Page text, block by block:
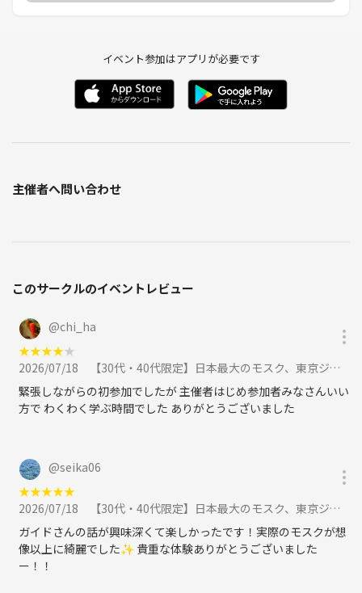
イベント参加はアプリが必要です
主催者へ問い合わせ
このサークルのイベントレビュー
@chi_ha
★★★★★
2026/07/18
【30代・40代限定】日本最大のモスク、東京ジャーミィへ行こう🌈🌈名物はユーモアあるガイドさんです✨に参加
緊張しながらの初参加でしたが 主催者はじめ参加者みなさんいい
方で わくわく学ぶ時間でした ありがとうございました
@seika06
★★★★★
2026/07/18
【30代・40代限定】日本最大のモスク、東京ジャーミィへ行こう🌈🌈名物はユーモアあるガイドさんです✨に参加
ガイドさんの話が興味深くて楽しかったです！実際のモスクが想
像以上に綺麗でした✨ 貴重な体験ありがとうございました
ー！！